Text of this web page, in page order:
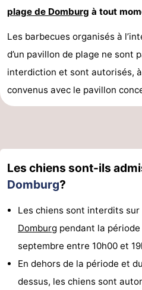
de
Mantelingen
Westkapelle
-
Zoutelande
-
Walcherse
Dishoek
-
Vlaanderen
-
Sluis
Cadzand
Nature
Météo
plage de Domburg à tout
Les barbecues organisés à
d’un pavillon de plage ne sont
interdiction et sont autorisés,
convenus avec le pavillon
Les chiens sont-ils
Domburg?
Les chiens sont interdits sur
Domburg pendant la période
septembre entre 10h00 et
En dehors de la période et
dessus, les chiens sont